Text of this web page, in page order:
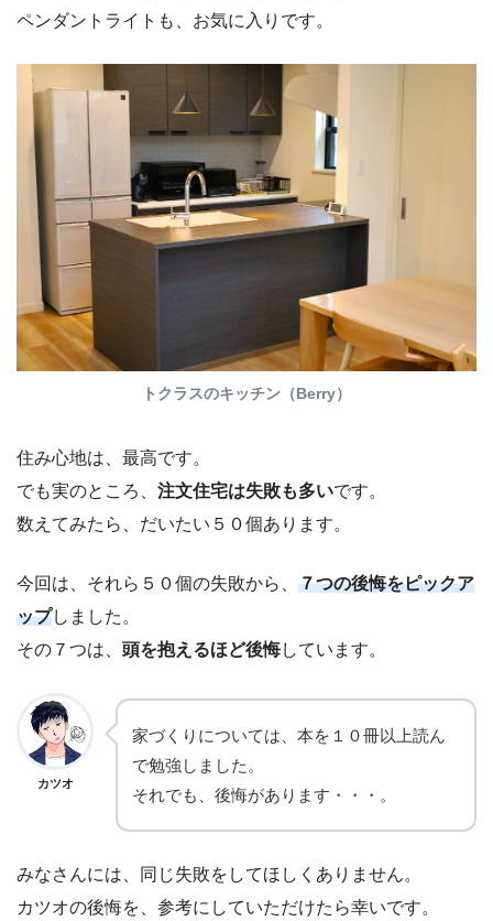
ペンダントライトも、お気に入りです。
トクラスのキッチン（Berry）
住み心地は、最高です。
でも実のところ、 注文住宅は失敗も多いです。
数えてみたら、だいたい５０個あります。
今回は、それら５０個の失敗から、 ７つの後悔をピックア
ップしました。
その７つは、 頭を抱えるほど後悔しています。
カツオ
家づくりについては、本を１０冊以上読ん
で勉強しました。
それでも、後悔があります・・・。
みなさんには、同じ失敗をしてほしくありません。
カツオの後悔を、参考にしていただけたら幸いです。